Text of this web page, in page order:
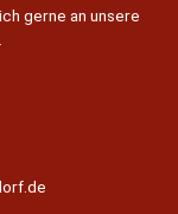
gerne an unsere